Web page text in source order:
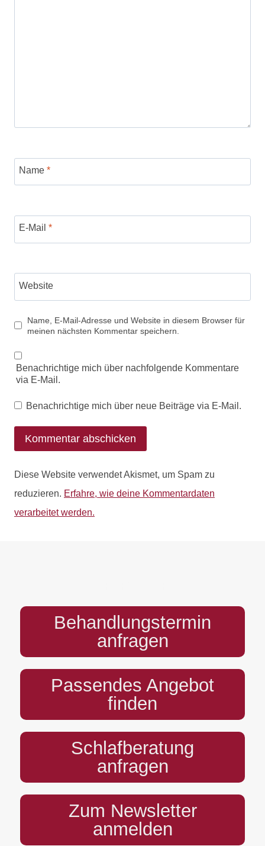
Name *
E-Mail *
Website
Name, E-Mail-Adresse und Website in diesem Browser für
meinen nächsten Kommentar speichern.
Benachrichtige mich über nachfolgende Kommentare
via E-Mail.
Benachrichtige mich über neue Beiträge via E-Mail.
Diese Website verwendet Akismet, um Spam zu
reduzieren. Erfahre, wie deine Kommentardaten
verarbeitet werden.
Behandlungstermin
anfragen
Passendes Angebot
finden
Schlafberatung
anfragen
Zum Newsletter
anmelden